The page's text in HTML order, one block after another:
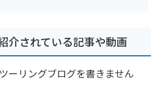
介されている記事や動画
ーリングブログを書きません